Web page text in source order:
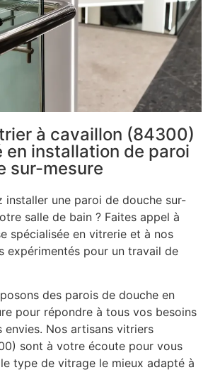
à cavaillon (84300)
en installation de paroi
sur-mesure
installer une paroi de douche sur-
salle de bain ? Faites appel à
spécialisée en vitrerie et à nos
expérimentés pour un travail de
des parois de douche en
pour répondre à tous vos besoins
envies. Nos artisans vitriers
sont à votre écoute pour vous
type de vitrage le mieux adapté à